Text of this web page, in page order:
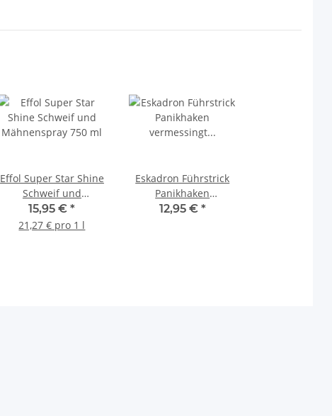
Effol Super Star Shine
Schweif und
Mähnenspray 750 ml
15,95 €*
21,27 € pro 1 l
Eskadron Führstrick
Panikhaken
vermessingt
12,95 € *